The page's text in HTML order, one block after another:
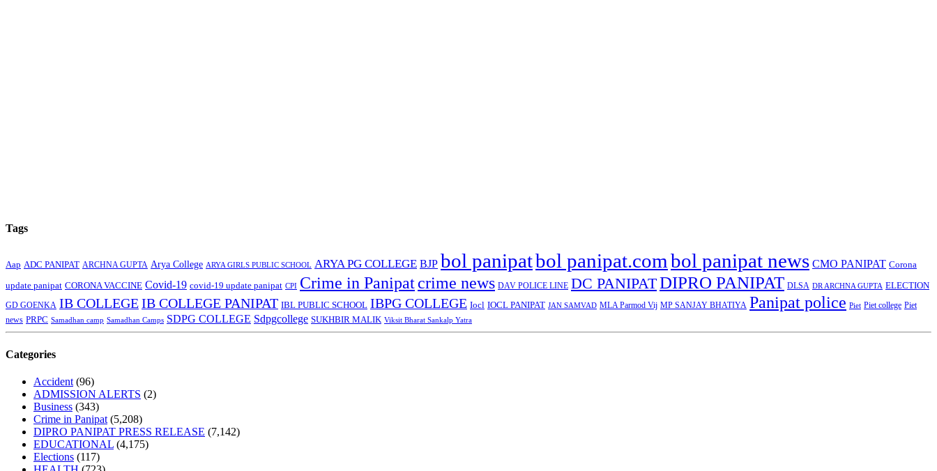
Tags
Aap ADC PANIPAT ARCHNA GUPTA Arya College ARYA GIRLS PUBLIC SCHOOL ARYA PG COLLEGE BJP bol panipatbol panipat.combol panipat news CMO PANIPAT Corona
update panipat CORONA VACCINE Covid-19 covid-19 update panipat CPI Crime in Panipatcrime news DAV POLICE LINE DC PANIPATDIPRO PANIPAT DLSA DR ARCHNA GUPTA ELECTION
GD GOENKA IB COLLEGEIB COLLEGE PANIPAT IBL PUBLIC SCHOOL IBPG COLLEGE Iocl IOCL PANIPAT JAN SAMVAD MLA Parmod Vij MP SANJAY BHATIYA Panipat police Piet Piet college Piet
news PRPC Samadhan camp Samadhan Camps SDPG COLLEGE Sdpgcollege SUKHBIR MALIK Viksit Bharat Sankalp Yatra
Categories
Accident (96)
ADMISSION ALERTS (2)
Business (343)
Crime in Panipat (5,208)
DIPRO PANIPAT PRESS RELEASE (7,142)
EDUCATIONAL (4,175)
Elections (117)